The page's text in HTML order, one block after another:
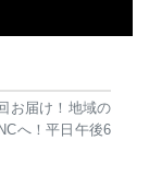
お届け！地域の
へ！平日午後6